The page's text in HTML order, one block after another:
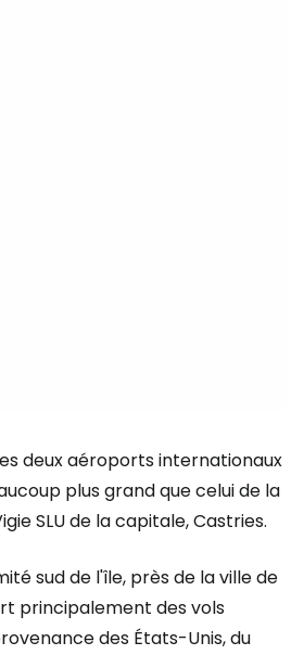
deux aéroports internationaux
plus grand que celui de la
SLUde la capitale, Castries.
sud de l'île, près de la ville de
principalement des vols
des États-Unis, du